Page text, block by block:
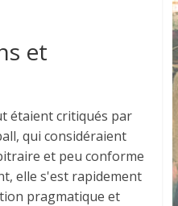
et
étaient critiqués par
qui considéraient
et peu conforme
elle s'est rapidement
pragmatique et